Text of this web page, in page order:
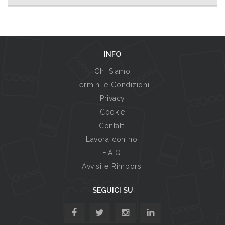
INFO
Chi Siamo
Termini e Condizioni
Privacy
Cookie
Contatti
Lavora con noi
F.A.Q.
Avvisi e Rimborsi
SEGUICI SU